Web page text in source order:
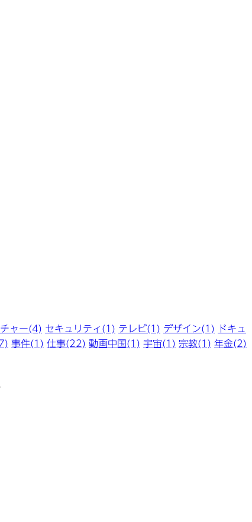
ャー(4) セキュリティ(1) テレビ(1) デザイン(1)
ドキュ
事件(1) 仕事(22) 動画中国(1) 宇宙(1) 宗教(1) 年金(2)